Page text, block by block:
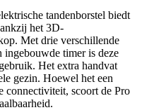
tandenborstel biedt
het 3D-
Met drie verschillende
ingebouwde timer is deze
Het extra handvat
gezin. Hoewel het een
connectiviteit, scoort de Pro